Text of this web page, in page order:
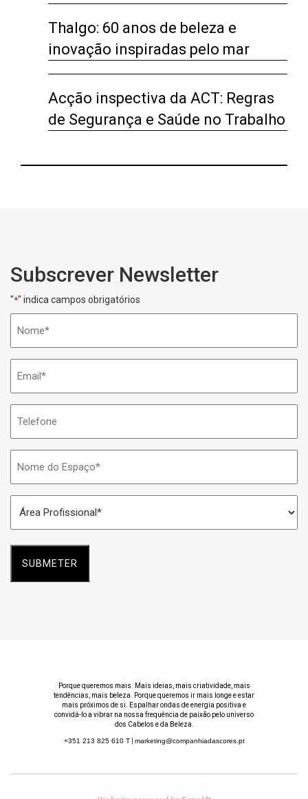
Thalgo: 60 anos de beleza e
inovação inspiradas pelo mar
Acção inspectiva da ACT: Regras
de Segurança e Saúde no Trabalho
Subscrever Newsletter
"*" indica campos obrigatórios
do
Espaço
Profissional
*
Porque queremos mais. Mais ideias, mais criatividade, mais
tendências, mais beleza. Porque queremos ir mais longe e estar
mais próximos de si. Espalhar ondas de energia positiva e
convidá-lo a vibrar na nossa frequência de paixão pelo universo
dos Cabelos e da Beleza.
+351 213 825 610 T| marketing@companhiadascores.pt